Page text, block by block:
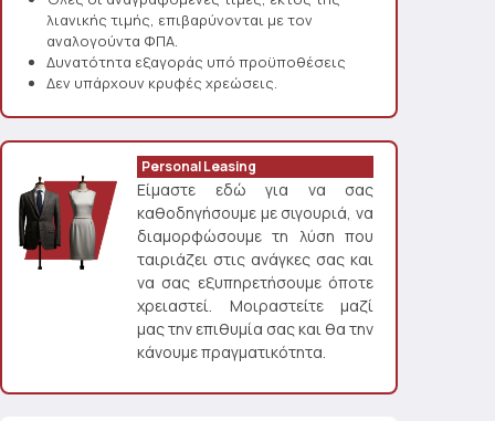
λιανικής τιμής, επιβαρύνονται με τον
αναλογούντα ΦΠΑ.
Δυνατότητα εξαγοράς υπό προϋποθέσεις
Δεν υπάρχουν κρυφές χρεώσεις.
Personal Leasing
Είμαστε εδώ για να σας
καθοδηγήσουμε με σιγουριά, να
διαμορφώσουμε τη λύση που
ταιριάζει στις ανάγκες σας και
να σας εξυπηρετήσουμε όποτε
χρειαστεί. Μοιραστείτε μαζί
μας την επιθυμία σας και θα την
κάνουμε πραγματικότητα.